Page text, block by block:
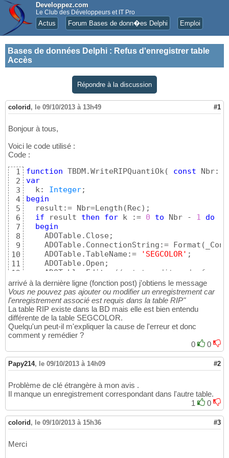
Developpez.com
Le Club des Développeurs et IT Pro
Actus Forum Bases de donn�es Delphi Emploi
Bases de données Delphi : Refus d'enregistrer table
Accès
Répondre à la discussion
colorid , le 09/10/2013 à 13h49 #1
Bonjour à tous,
Voici le code utilisé :
Code :
1
2
3
4
5
6
7
8
9
10
11
12
13
14
15
16
17
18
19
21
22
24
25
function TBDM.WriteRIPQuantiOk( const Nbr:
var
  k:
Integer
begin
  result:= Nbr=Length
( Rec) ;
if result then for k := 0 to Nbr - 1
do
begin
    ADOTable.Close;
    ADOTable.ConnectionString:= Format
(
    ADOTable.TableName:=
'SEGCOLOR' ;
    ADOTable.Open;
    ADOTable.Edit;
//set to edit mode for
    ADOTable.Insert;
//set values
    ADOTable.FieldByName
('RipNo').Value :=
    ADOTable.FieldByName
('SegNum').Value :=
    ADOTable.FieldByName
('Owner').Value :=
    ADOTable.FieldByName
    ADOTable.FieldByName
('GFloat' ).Value :=
    ADOTable.FieldByName
.Value := Rec[
    ADOTable.FieldByName
('a').Value := Rec[
    ADOTable.FieldByName
.Value := Rec[
end
end;
arrivé à la dernière ligne (fonction post) j'obtiens le message
Vous ne pouvez pas ajouter ou modifier un enregistrement car
l'enregistrement associé est requis dans la table RIP"
La table RIP existe dans la BD mais elle est bien entendu
différente de la table SEGCOLOR.
Quelqu'un peut-il m'expliquer la cause de l'erreur et donc
comment y remédier ?
0
0
Papy214, le 09/10/2013 à 14h09 #2
Problème de clé étrangère à mon avis .
Il manque un enregistrement correspondant dans l'autre table.
1
0
colorid , le 09/10/2013 à 15h36 #3
Merci